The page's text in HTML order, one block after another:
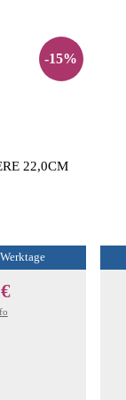
-15%
22,0CM